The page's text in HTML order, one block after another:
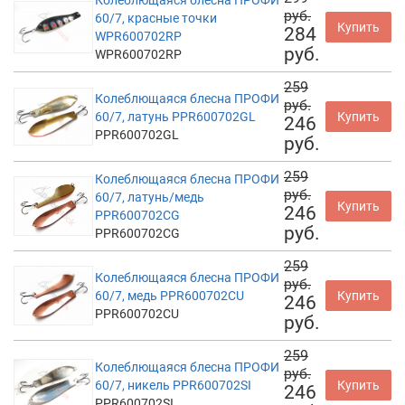
60/7, красные точки
WPR600702RP
WPR600702RP
руб.
284
руб.
Купить
Колеблющаяся блесна ПРОФИ
60/7, латунь PPR600702GL
PPR600702GL
259
руб.
246
руб.
Купить
Колеблющаяся блесна ПРОФИ
60/7, латунь/медь
PPR600702CG
PPR600702CG
259
руб.
246
руб.
Купить
Колеблющаяся блесна ПРОФИ
60/7, медь PPR600702CU
PPR600702CU
259
руб.
246
руб.
Купить
Колеблющаяся блесна ПРОФИ
60/7, никель PPR600702SI
259
руб.
246
Купить